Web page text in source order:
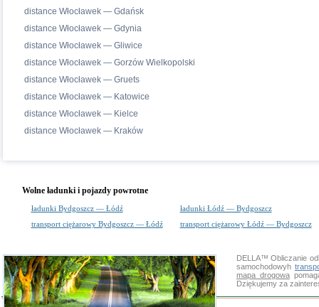
distance Włocławek — Gdańsk
distance Włocławek — Gdynia
distance Włocławek — Gliwice
distance Włocławek — Gorzów Wielkopolski
distance Włocławek — Gruets
distance Włocławek — Katowice
distance Włocławek — Kielce
distance Włocławek — Kraków
Wolne ładunki i pojazdy powrotne
ładunki Bydgoszcz — Łódź
ładunki Łódź — Bydgoszcz
transport ciężarowy Bydgoszcz — Łódź
transport ciężarowy Łódź — Bydgoszcz
DELLA™Obliczanie
samochodowyh
mapa drogowa
Dziękujemy za